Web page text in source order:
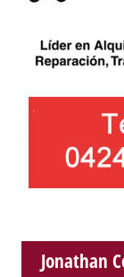
Jonathan